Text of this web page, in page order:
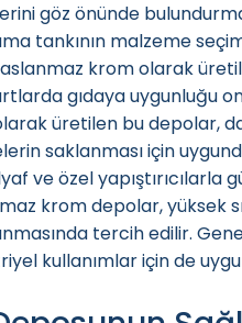
göz önünde
tankının malzeme
krom olarak
gıdaya uygunluğu
üretilen bu depolar,
saklanması için
ve özel yapıştırıcılarla
krom depolar, yüksek
tercih edilir.
kullanımlar için de